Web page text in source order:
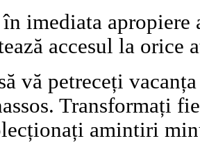
imediata apropiere
accesul la orice
vă petreceți
Transformați
amintiri